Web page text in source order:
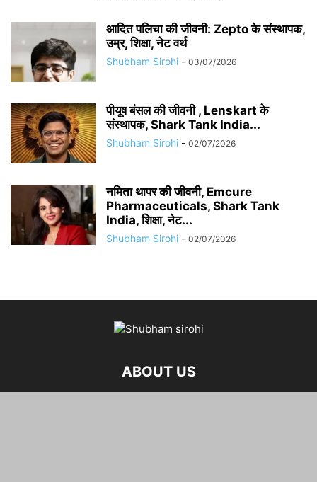
आदित पलिचा की जीवनी: Zepto के संस्थापक,
उम्र, शिक्षा, नेट वर्थ
Shubham Sirohi - 03/07/2026
पीयूष बंसल की जीवनी , Lenskart के
संस्थापक, Shark Tank India...
Shubham Sirohi - 02/07/2026
नमिता थापर की जीवनी, Emcure
Pharmaceuticals, Shark Tank
India, शिक्षा, नेट...
Shubham Sirohi - 02/07/2026
ABOUT US